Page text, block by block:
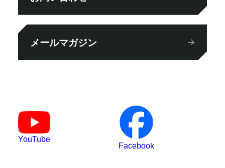
メールマガジン
YouTube
Facebook